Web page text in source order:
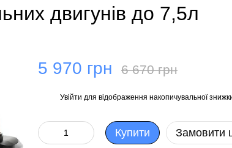
двигунів до 7,5л
5 970 грн 6 670 грн
Увійти для відображення накопичувальної
Купити Замовити